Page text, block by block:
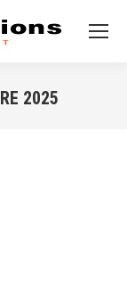
2025